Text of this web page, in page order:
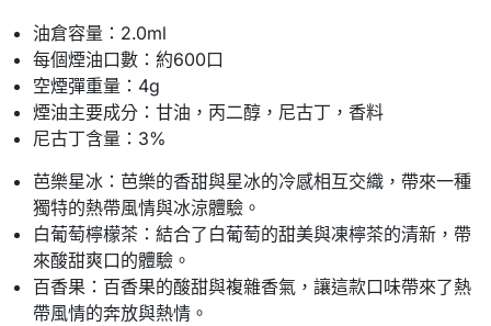
油倉容量：2.0ml
每個煙油口數：約600口
空煙彈重量：4g
煙油主要成分：甘油，丙二醇，尼古丁，香料
尼古丁含量：3%
芭樂星冰：芭樂的香甜與星冰的冷感相互交織，帶來一種
獨特的熱帶風情與冰涼體驗。
白葡萄檸檬茶：結合了白葡萄的甜美與凍檸茶的清新，帶
來酸甜爽口的體驗。
百香果：百香果的酸甜與複雜香氣，讓這款口味帶來了熱
帶風情的奔放與熱情。